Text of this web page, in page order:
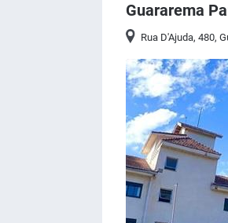
Guararema
Rua D'Ajuda, 480,